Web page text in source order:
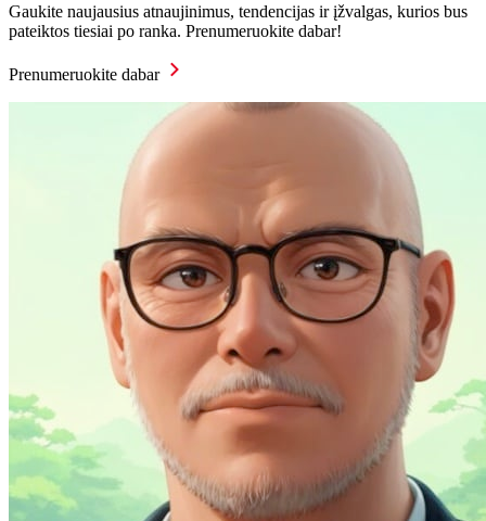
Gaukite naujausius atnaujinimus, tendencijas ir įžvalgas, kurios bus
pateiktos tiesiai po ranka. Prenumeruokite dabar!
Prenumeruokite dabar